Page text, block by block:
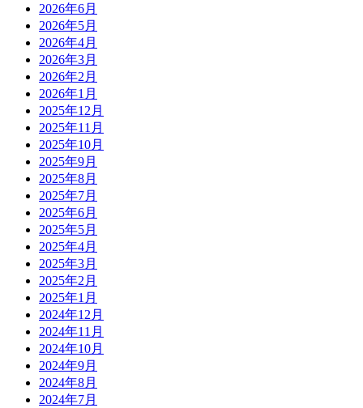
2026年6月
2026年5月
2026年4月
2026年3月
2026年2月
2026年1月
2025年12月
2025年11月
2025年10月
2025年9月
2025年8月
2025年7月
2025年6月
2025年5月
2025年4月
2025年3月
2025年2月
2025年1月
2024年12月
2024年11月
2024年10月
2024年9月
2024年8月
2024年7月